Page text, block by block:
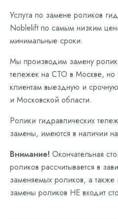
Услуга по замене роликов
Noblelift по самым низким
минимальные сроки.
Мы производим замену
тележек на СТО в Москве, но
клиентам выездную и
и Московской области.
Ролики гидравлических
замены, имеются в наличии
Внимание! Окончательная
роликов рассчитывается в
заменяемых роликов, а также
замены роликов НЕ входит